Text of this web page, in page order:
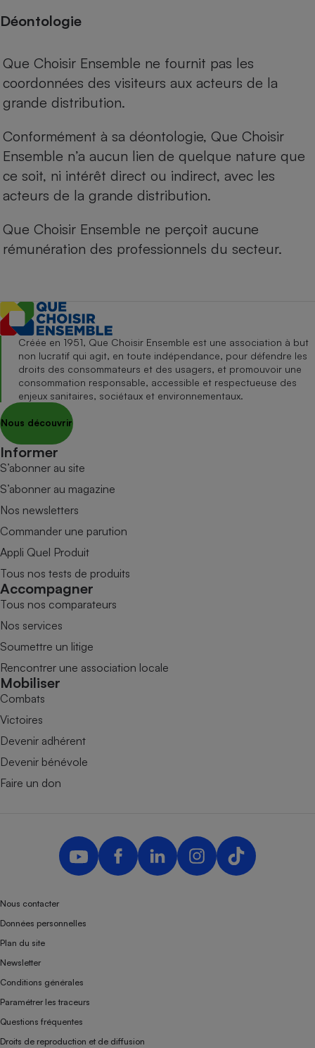
Déontologie
Que Choisir Ensemble ne fournit pas les
coordonnées des visiteurs aux acteurs de la
grande distribution.
Conformément à sa déontologie, Que Choisir
Ensemble n’a aucun lien de quelque nature que
ce soit, ni intérêt direct ou indirect, avec les
acteurs de la grande distribution.
Que Choisir Ensemble ne perçoit aucune
rémunération des professionnels du secteur.
Créée en 1951, Que Choisir Ensemble est une association à but
non lucratif qui agit, en toute indépendance, pour défendre les
droits des consommateurs et des usagers, et promouvoir une
consommation responsable, accessible et respectueuse des
enjeux sanitaires, sociétaux et environnementaux.
Nous découvrir
Informer
S’abonner au site
S’abonner au magazine
Nos newsletters
Commander une parution
Appli Quel Produit
Tous nos tests de produits
Accompagner
Tous nos comparateurs
Nos services
Soumettre un litige
Rencontrer une association locale
Mobiliser
Combats
Victoires
Devenir adhérent
Devenir bénévole
Faire un don
Nous contacter
Données personnelles
Plan du site
Newsletter
Conditions générales
Paramétrer les traceurs
Questions fréquentes
Droits de reproduction et de diffusion